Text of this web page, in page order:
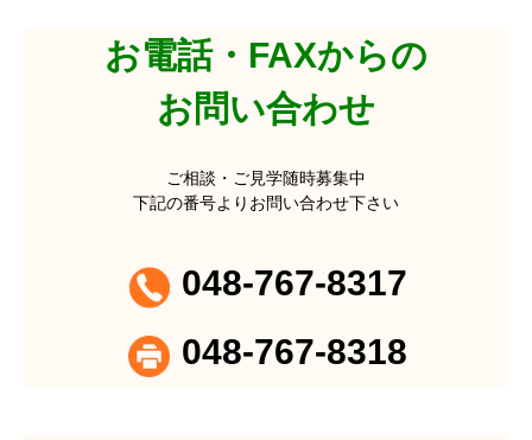
お電話・FAXからの
お問い合わせ
ご相談・ご見学随時募集中
下記の番号よりお問い合わせ下さい
048-767-8317
048-767-8318